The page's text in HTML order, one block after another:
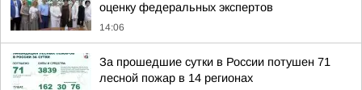
оценку федеральных экспертов
14:06
За прошедшие сутки в России потушен 71
лесной пожар в 14 регионах